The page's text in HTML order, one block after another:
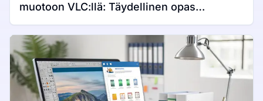
muotoon VLC:llä: Täydellinen opas
Windowsille ja Macille